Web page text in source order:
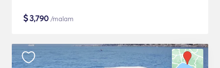
$3,790 /malam